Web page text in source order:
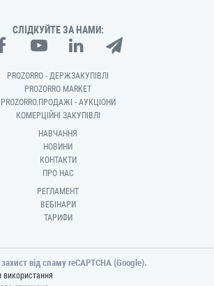
СЛІДКУЙТЕ ЗА НАМИ:
PROZORRO - ДЕРЖЗАКУПІВЛІ
PROZORRO MARKET
PROZORRO.ПРОДАЖІ - АУКЦІОНИ
КОМЕРЦІЙНІ ЗАКУПІВЛІ
НАВЧАННЯ
НОВИНИ
КОНТАКТИ
ПРО НАС
РЕГЛАМЕНТ
ВЕБІНАРИ
ТАРИФИ
від спаму reCAPTCHA (Google).